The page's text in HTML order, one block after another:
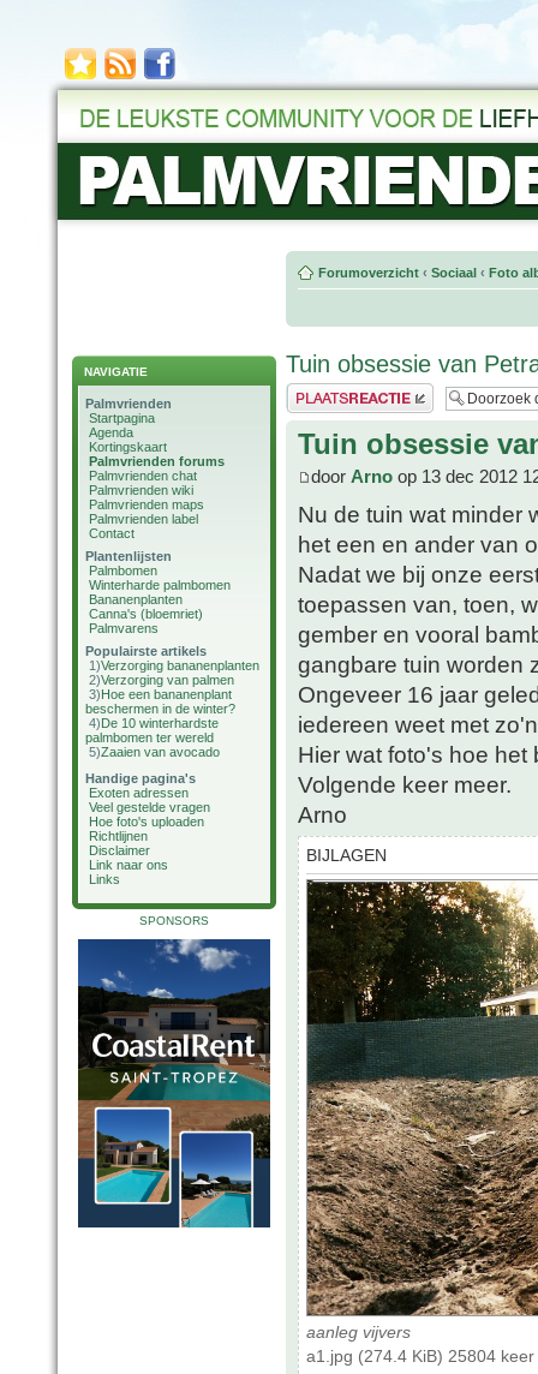
NAVIGATIE
Palmvrienden
Startpagina
Agenda
Kortingskaart
Palmvrienden forums
Palmvrienden chat
Palmvrienden wiki
Palmvrienden maps
Palmvrienden label
Contact
Plantenlijsten
Palmbomen
Winterharde palmbomen
Bananenplanten
Canna's (bloemriet)
Palmvarens
Populairste artikels
1)Verzorging bananenplanten
2)Verzorging van palmen
3)Hoe een bananenplant
beschermen in de winter?
4)De 10 winterhardste
palmbomen ter wereld
5)Zaaien van avocado
Handige pagina's
Exoten adressen
Veel gestelde vragen
Hoe foto's uploaden
Richtlijnen
Disclaimer
Link naar ons
Links
SPONSORS
Forumoverzicht ‹ Sociaal ‹ Foto
Tuin obsessie van
Plaats een reactie
Tuin obsessie
door Arno op 13 dec 2012
Nu de tuin wat minder
het een en ander van
Nadat we bij onze
toepassen van, toen,
gember en vooral
gangbare tuin worden
Ongeveer 16 jaar
iedereen weet met
Hier wat foto's hoe het
Volgende keer meer.
Arno
BIJLAGEN
aanleg vijvers
a1.jpg (274.4 KiB) 25804